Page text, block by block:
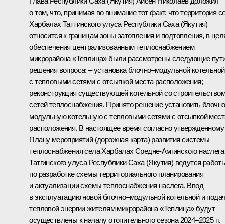
о том, что, принимая во внимание тот факт, что территория
Харбалах Таттинского улуса Республики Саха (Якутия)
относится к границам зоны затопления и подтопления, в
обеспечения централизованным теплоснабжением
микрорайона «Теплица» были рассмотрены следующие
решения вопроса: – установка блочно–модульной котельной
с тепловыми сетями с отсыпкой места расположения; –
реконструкция существующей котельной со строительством
сетей теплоснабжения. Принято решение установить
модульную котельную с тепловыми сетями с отсыпкой
расположения. В настоящее время согласно утвержденному
Плану мероприятий (дорожная карта) развития системы
теплоснабжения села Харбалах Средне-Амгинского наслега
Татгинского улуса Республики Саха (Якутия) ведутся
по разработке схемы территориального планирования
и актуализации схемы теплоснабжения наслега. Ввод
в эксплуатацию новой блочно–модульной котельной и
тепловой энергии жителям микрорайона «Теплица» будут
осуществлены к началу отопительного сезона 2024–2025 гг.